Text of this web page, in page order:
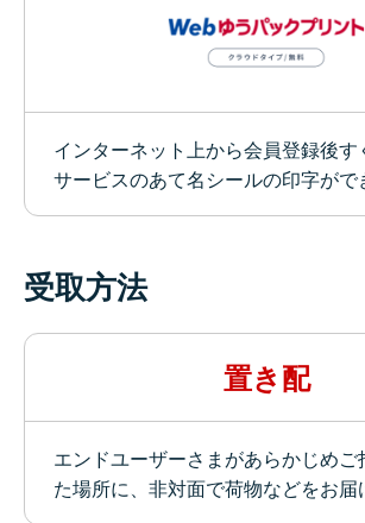
インターネット上から会員登録後す
サービスのあて名シールの印字がで
受取方法
置き配
エンドユーザーさまがあらかじめご
た場所に、非対面で荷物などをお届